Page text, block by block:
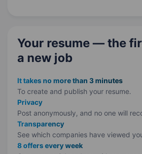
Your resume — the
a new job
It takes no more than 3 minutes
To create and publish your resume.
Privacy
Post anonymously, and no one will
Transparency
See which companies have viewed
8 offers every week